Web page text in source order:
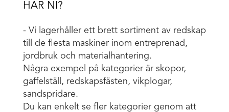
HAR NI?
- Vi lagerhåller ett brett sortiment av redskap
till de flesta maskiner inom entreprenad,
jordbruk och materialhantering.
Några exempel på kategorier är skopor,
gaffelställ, redskapsfästen, vikplogar,
sandspridare.
Du kan enkelt se fler kategorier genom att